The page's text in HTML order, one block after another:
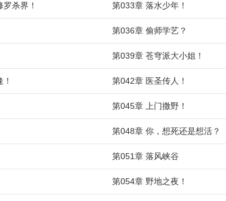
杀界！ 第033章 落水少年！
第036章 偷师学艺？
第039章 苍穹派大小姐！
第042章 医圣传人！
第045章 上门撒野！
第048章 你，想死还是想活？
第051章 落风峡谷
第054章 野地之夜！